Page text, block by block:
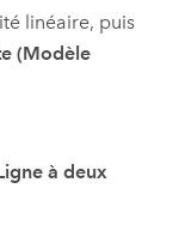
linéaire, puis
(Modèle
à deux